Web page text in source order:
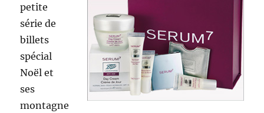
petite
série de
billets
spécial
Noël et
ses
montagne